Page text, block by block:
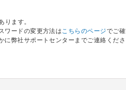
ります。
ワードの変更方法はこちらのページでご確
弊社サポートセンターまでご連絡くださ